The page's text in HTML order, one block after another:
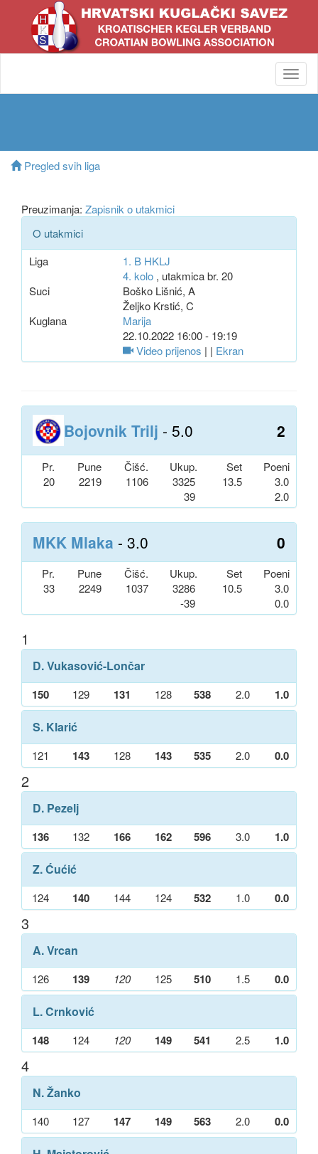
Pregled svih liga
Preuzimanja: Zapisnik o utakmici
O utakmici
Liga
1. B HKLJ
4. kolo, utakmica br. 20
Suci
Boško Lišnić, A
Željko Krstić, C
Kuglana
Marija
22.10.2022 16:00 - 19:19
Video prijenos | | Ekran
Bojovnik Trilj - 5.0 2
Pr. Pune Čišć. Ukup. Set
Poeni
20
2219 1106
3325
39
13.5
3.0
2.0
MKK Mlaka - 3.0 0
Pr. Pune Čišć. Ukup. Set
Poeni
33
2249 1037
3286
-39
10.5
3.0
0.0
1
D. Vukasović-Lončar
150 129 131 128 538 2.0 1.0
S. Klarić
121 143 128 143 535 2.0 0.0
2
D. Pezelj
136 132 166 162 596 3.0 1.0
Z. Ćućić
124 140 144 124 532 1.0 0.0
3
A. Vrcan
126 139 120 125 510 1.5 0.0
L. Crnković
148 124 120 149 541 2.5 1.0
4
N. Žanko
140 127 147 149 563 2.0 0.0